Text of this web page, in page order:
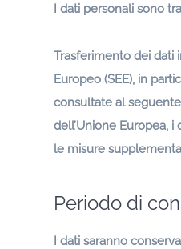
I dati personali sono
Trasferimento dei dati
Europeo (SEE), in
consultate al
dell’Unione Europea,
le misure
Periodo di
I dati saranno